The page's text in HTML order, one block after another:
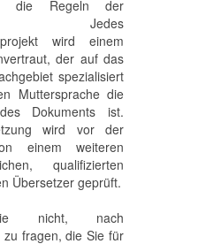
die Regeln der
Jedes
wird einem
der auf das
spezialisiert
Muttersprache die
Dokuments ist.
wird vor der
einem weiteren
qualifizierten
Übersetzer geprüft.
nicht, nach
zu fragen, die Sie für